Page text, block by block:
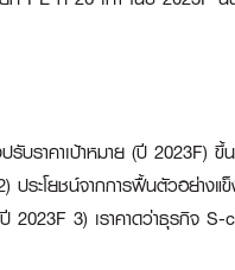
ปรับราคาเป้าหมาย (ปี 2023F)
ระโยชน์จากการฟื้นตัวอย่างแ
2023F 3) เราคาดว่าธุรกิจ